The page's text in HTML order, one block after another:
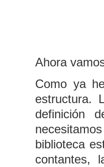
Ahora
Como ya
estructura.
definición
biblioteca
contantes,